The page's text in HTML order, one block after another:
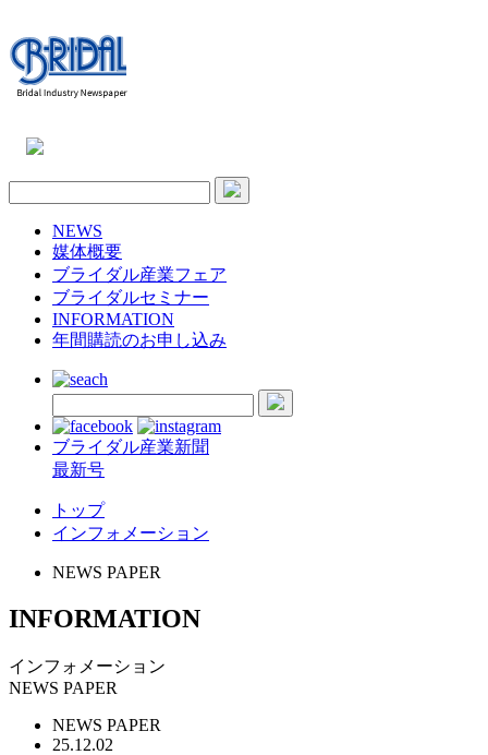
NEWS
媒体概要
ブライダル産業フェア
ブライダルセミナー
INFORMATION
年間購読のお申し込み
ブライダル産業新聞
最新号
トップ
インフォメーション
NEWS PAPER
INFORMATION
インフォメーション
NEWS PAPER
NEWS PAPER
25.12.02